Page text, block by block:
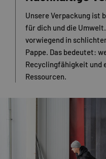
Unsere Verpackung ist
für dich und die
vorwiegend in
Pappe. Das bedeutet:
Recyclingfähigkeit und
Ressourcen.